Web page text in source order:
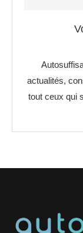
actualités,
tout ceux qui